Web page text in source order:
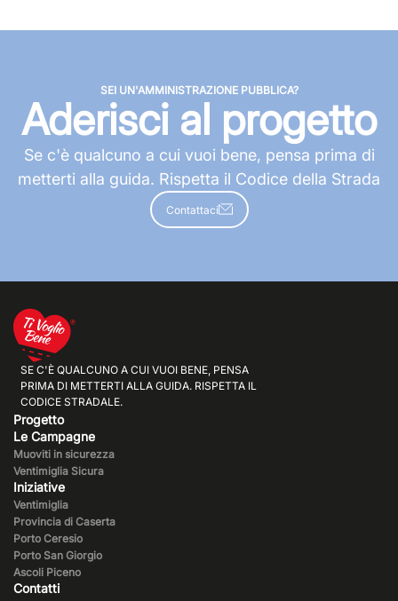
SEI UN'AMMINISTRAZIONE PUBBLICA?
Aderisci al progetto
Se c'è qualcuno a cui vuoi bene, pensa prima di
metterti alla guida. Rispetta il Codice della Strada
Contattaci
Progetto
Le Campagne
Muoviti in sicurezza
Ventimiglia Sicura
Iniziative
Ventimiglia
Provincia di Caserta
Porto Ceresio
Porto San Giorgio
Ascoli Piceno
Contatti